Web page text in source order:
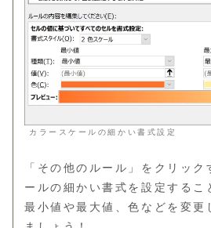
カラースケールの細かい書式設定
「その他のルール」をクリッ
ールの細かい書式を設定するこ
最小値や最大値、色などを変更